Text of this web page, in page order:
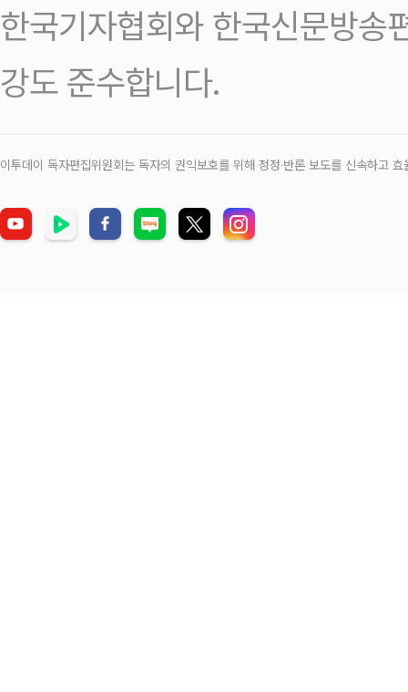
한국기자협회와 한국신문방송
강도 준수합니다.
이투데이 독자편집위원회는 독자의 권익보호를 위해 정정‧반론 보도를 신속하고